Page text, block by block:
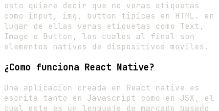
esto quiere decir que no veras etiquetas
como input, img, button tipicas en HTML. en
lugar de ellas veras etiquetas como Text,
Image o Button, los cuales al final son
elementos nativos de dispositivos moviles.
¿Como funciona React Native?
Una aplicacion creada en React native es
escrita tanto en Javascript como en JSX, el
cual este es un lenguaje de marcado basado